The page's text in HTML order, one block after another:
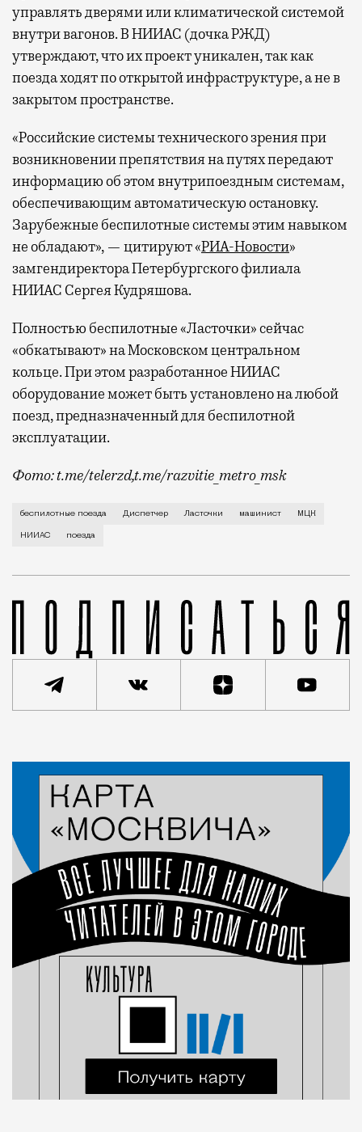
управлять дверями или климатической системой
внутри вагонов. В НИИАС (дочка РЖД)
утверждают, что их проект уникален, так как
поезда ходят по открытой инфраструктуре, а не в
закрытом пространстве.
«Российские системы технического зрения при
возникновении препятствия на путях передают
информацию об этом внутрипоездным системам,
обеспечивающим автоматическую остановку.
Зарубежные беспилотные системы этим навыком
не обладают», — цитируют «РИА-Новости»
замгендиректора Петербургского филиала
НИИАС Сергея Кудряшова.
Полностью беспилотные «Ласточки» сейчас
«обкатывают» на Московском центральном
кольце. При этом разработанное НИИАС
оборудование может быть установлено на любой
поезд, предназначенный для беспилотной
эксплуатации.
Фото: t.me/telerzd,t.me/razvitie_metro_msk
Новые поезда работают на четвертом уровне
беспилотные поезда Диспетчер Ласточки машинист МЦК
НИИАС поезда
Город